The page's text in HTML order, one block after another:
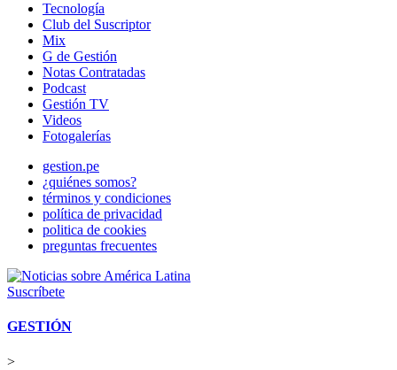
Tecnología
Club del Suscriptor
Mix
G de Gestión
Notas Contratadas
Podcast
Gestión TV
Videos
Fotogalerías
gestion.pe
¿quiénes somos?
términos y condiciones
política de privacidad
politica de cookies
preguntas frecuentes
Suscríbete
GESTIÓN
>